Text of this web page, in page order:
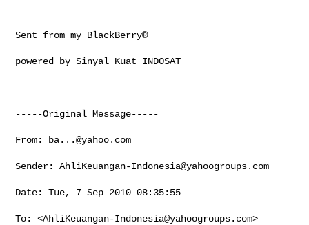
Sent from my BlackBerry®
powered by Sinyal Kuat INDOSAT
-----Original Message-----
From: ba...@yahoo.com
Sender: AhliKeuangan-Indonesia@yahoogroups.com
Date: Tue, 7 Sep 2010 08:35:55
To: <AhliKeuangan-Indonesia@yahoogroups.com>